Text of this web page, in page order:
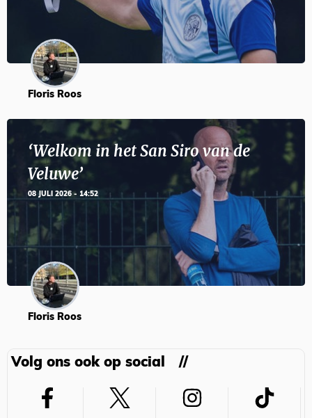
Floris Roos
‘Welkom in het San Siro van de
Veluwe’
08 JULI 2026 - 14:52
Floris Roos
Volg ons ook op social